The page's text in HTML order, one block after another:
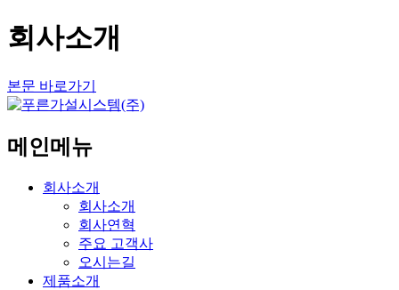
회사소개
본문 바로가기
메인메뉴
회사소개
회사소개
회사연혁
주요 고객사
오시는길
제품소개